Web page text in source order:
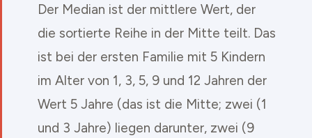
Der Median ist der mittlere Wert, der
die sortierte Reihe in der Mitte teilt. Das
ist bei der ersten Familie mit 5 Kindern
im Alter von 1, 3, 5, 9 und 12 Jahren der
Wert 5 Jahre (das ist die Mitte; zwei (1
und 3 Jahre) liegen darunter, zwei (9